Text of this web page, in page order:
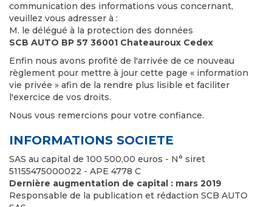
communication des informations vous concernant,
veuillez vous adresser à :
M. le délégué à la protection des données
SCB AUTO BP 57 36001 Chateauroux Cedex
Enfin nous avons profité de l'arrivée de ce nouveau
règlement pour mettre à jour cette page « information
vie privée » afin de la rendre plus lisible et faciliter
l'exercice de vos droits.
Nous vous remercions pour votre confiance.
INFORMATIONS SOCIETE
SAS au capital de 100 500,00 euros - N° siret
51155475000022 - APE 4778 C
Dernière augmentation de capital : mars 2019
Responsable de la publication et rédaction SCB AUTO